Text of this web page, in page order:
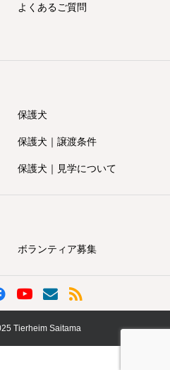
よくあるご質問
保護犬
保護犬｜譲渡条件
保護犬｜見学について
ボランティア募集
Tierheim Saitama